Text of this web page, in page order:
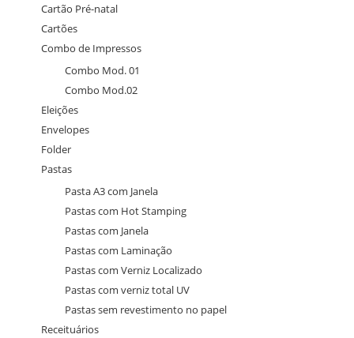
Cartão Pré-natal
Cartões
Combo de Impressos
Combo Mod. 01
Combo Mod.02
Eleições
Envelopes
Folder
Pastas
Pasta A3 com Janela
Pastas com Hot Stamping
Pastas com Janela
Pastas com Laminação
Pastas com Verniz Localizado
Pastas com verniz total UV
Pastas sem revestimento no papel
Receituários